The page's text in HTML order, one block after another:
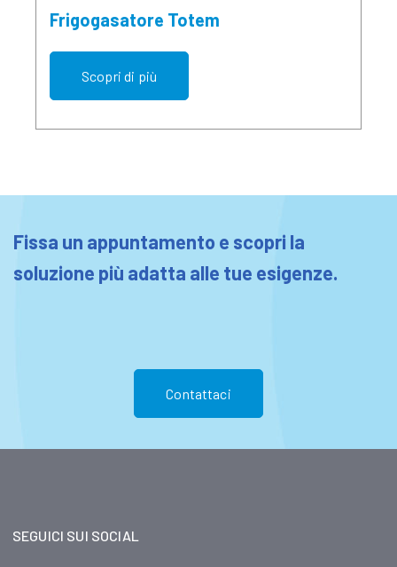
Frigogasatore Totem
Scopri di più
Fissa un appuntamento e scopri la
soluzione più adatta alle tue esigenze.
Contattaci
SEGUICI SUI SOCIAL